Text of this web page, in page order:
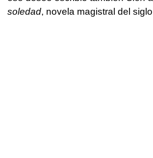
soledad, novela magistral del